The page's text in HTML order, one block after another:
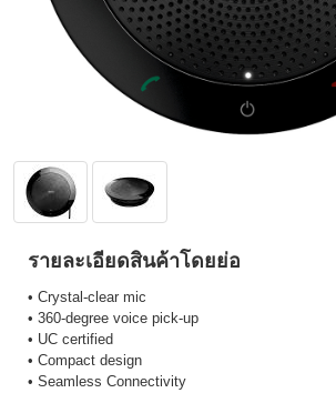
รายละเอียดสินค้าโดยย่อ
• Crystal-clear mic
• 360-degree voice pick-up
• UC certified
• Compact design
• Seamless Connectivity